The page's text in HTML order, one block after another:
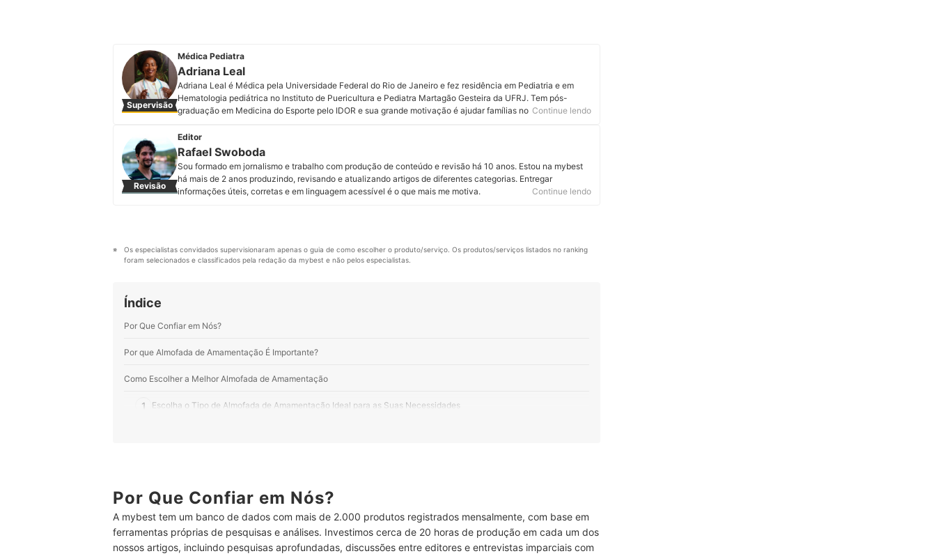
Supervisão
Médica Pediatra
Adriana Leal
Adriana Leal é Médica pela Universidade Federal do Rio de Janeiro e fez residência em Pediatria e em
Hematologia pediátrica no Instituto de Puericultura e Pediatra Martagão Gesteira da UFRJ. Tem pós-
graduação em Medicina do Esporte pelo IDOR e sua grande motivação é ajudar famílias no
rotina e levando informação de qualidade, cientificamente embasada para as famílias. Suas outras paixões
são a corrida, já tendo participado de 8 maratonas, e a disseminação do conhecimento. Além de atender
crianças presencialmente em ambiente ambulatorial e hospitalar, produz conteúdo para as redes sociais
com o objetivo de ampliar o conhecimento científico de forma prática e acessível para todos. Acompanhe
a Dra. Adriana no Instagram e no Linkedin.
Perfil de Adriana Leal
Continue lendo
Revisão
Editor
Rafael Swoboda
Sou formado em jornalismo e trabalho com produção de conteúdo e revisão há 10 anos. Estou na mybest
há mais de 2 anos produzindo, revisando e atualizando artigos de diferentes categorias. Entregar
informações úteis, corretas e em linguagem acessível é o que mais me motiva.
Continue lendo
Os especialistas convidados supervisionaram apenas o guia de como escolher o produto/serviço. Os produtos/serviços listados no ranking
foram selecionados e classificados pela redação da mybest e não pelos especialistas.
Índice
Por Que Confiar em Nós?
Por que Almofada de Amamentação É Importante?
Como Escolher a Melhor Almofada de Amamentação
1 Escolha o Tipo de Almofada de Amamentação Ideal para as Suas Necessidades
4 Caso Vá Lavar Frequentemente, Opte por Almofadas de Amamentação com Capa Removível
Top 10 Melhores Almofadas de Amamentação
Como Usar Almofada de Amamentação
Por Que Confiar em Nós?
A mybest tem um banco de dados com mais de 2.000 produtos registrados mensalmente, com base em
ferramentas próprias de pesquisas e análises. Investimos cerca de 20 horas de produção em cada um dos
nossos artigos, incluindo pesquisas aprofundadas, discussões entre editores e entrevistas imparciais com